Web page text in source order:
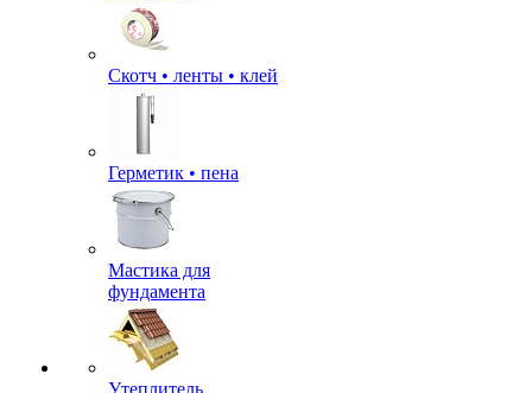
Скотч • ленты • клей
Герметик • пена
Мастика для
фундамента
Утеплитель